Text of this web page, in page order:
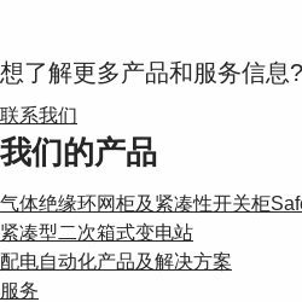
Suggestions
Products
See more products
Shopping list preview
0
想了解更多产品和服务信息?
联系我们
我们的产品
气体绝缘环网柜及紧凑性开关柜
紧凑型二次箱式变电站
配电自动化产品及解决方案
服务